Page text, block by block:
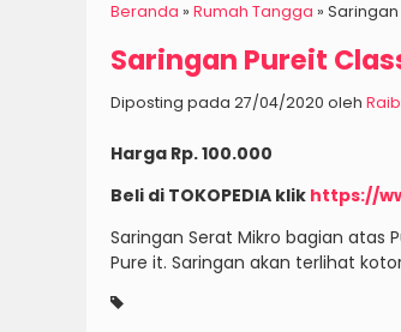
Beranda » Rumah Tangga » Saringan
Saringan Pureit
Diposting pada 27/04/2020 oleh
Harga Rp. 100.000
Beli di TOKOPEDIA klik https://
Saringan Serat Mikro bagian atas
Pure it. Saringan akan terlihat